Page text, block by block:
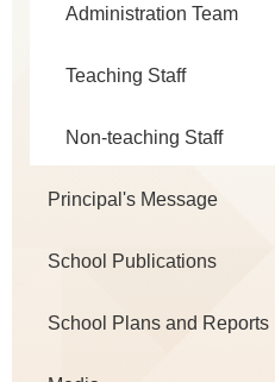
Administration Team
Teaching Staff
Non-teaching Staff
Principal's Message
School Publications
School Plans and Reports